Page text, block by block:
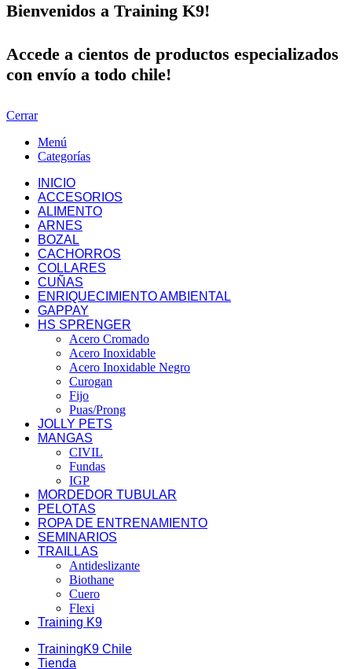
Bienvenidos a Training K9!
Accede a cientos de productos especializados
con envío a todo chile!
Cerrar
Menú
Categorías
INICIO
ACCESORIOS
ALIMENTO
ARNES
BOZAL
CACHORROS
COLLARES
CUÑAS
ENRIQUECIMIENTO AMBIENTAL
GAPPAY
HS SPRENGER
Acero Cromado
Acero Inoxidable
Acero Inoxidable Negro
Curogan
Fijo
Puas/Prong
JOLLY PETS
MANGAS
CIVIL
Fundas
IGP
MORDEDOR TUBULAR
PELOTAS
ROPA DE ENTRENAMIENTO
SEMINARIOS
TRAILLAS
Antideslizante
Biothane
Cuero
Flexi
Training K9
TrainingK9 Chile
Tienda